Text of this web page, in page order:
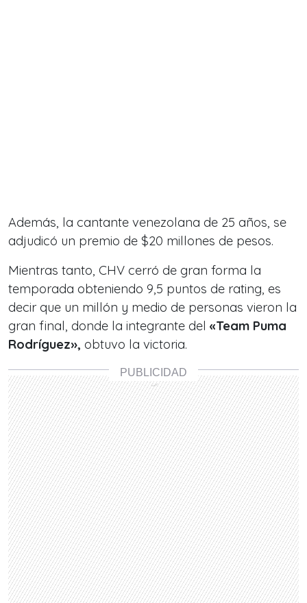
Además, la cantante venezolana de 25 años, se
adjudicó un premio de $20 millones de pesos.
Mientras tanto, CHV cerró de gran forma la
temporada obteniendo 9,5 puntos de rating, es
decir que un millón y medio de personas vieron la
gran final, donde la integrante del «Team Puma
Rodríguez», obtuvo la victoria.